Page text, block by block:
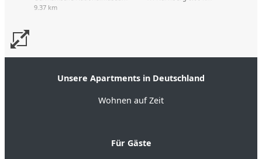
9.37 km
Unsere Apartments in Deutschland
Wohnen auf Zeit
Für Gäste